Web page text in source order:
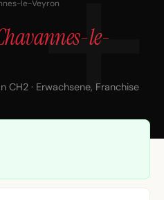
le-Veyron
le-
CH2 · Erwachsene, Franchise